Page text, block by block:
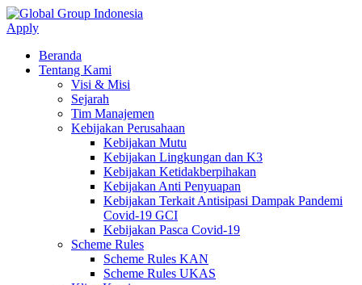
Apply
Beranda
Tentang Kami
Visi & Misi
Sejarah
Tim Manajemen
Kebijakan Perusahaan
Kebijakan Mutu
Kebijakan Lingkungan dan K3
Kebijakan Ketidakberpihakan
Kebijakan Anti Penyuapan
Kebijakan Terkait Antisipasi Dampak Pandemi
Covid-19 GCI
Kebijakan Pasca Covid-19
Scheme Rules
Scheme Rules KAN
Scheme Rules UKAS